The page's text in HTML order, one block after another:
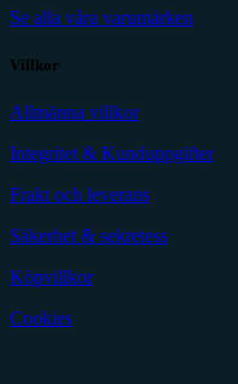
Se alla våra varumärken
Villkor
Allmänna villkor
Integritet & Kunduppgifter
Frakt och leverans
Säkerhet & sekretess
Köpvillkor
Cookies